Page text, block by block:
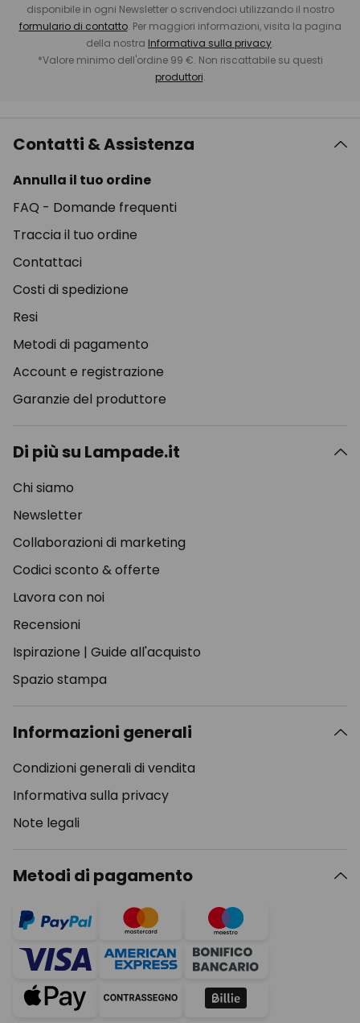
disponibile in ogni Newsletter o scrivendoci utilizzando il nostro
formulario di contatto. Per maggiori informazioni, visita la pagina
della nostra Informativa sulla privacy.
*Valore minimo dell'ordine 99 €. Non riscattabile su questi
produttori.
Contatti & Assistenza
Annulla il tuo ordine
FAQ - Domande frequenti
Traccia il tuo ordine
Contattaci
Costi di spedizione
Resi
Metodi di pagamento
Account e registrazione
Garanzie del produttore
Di più su Lampade.it
Chi siamo
Newsletter
Collaborazioni di marketing
Codici sconto & offerte
Lavora con noi
Recensioni
Ispirazione | Guide all'acquisto
Spazio stampa
Informazioni generali
Condizioni generali di vendita
Informativa sulla privacy
Note legali
Metodi di pagamento